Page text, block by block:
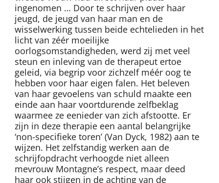
ingenomen … Door te schrijven over haar
jeugd, de jeugd van haar man en de
wisselwerking tussen beide echtelieden in het
licht van zéér moeilijke
oorlogsomstandigheden, werd zij met veel
steun en inleving van de therapeut ertoe
geleid, via begrip voor zichzelf méér oog te
hebben voor haar eigen falen. Het beleven
van haar gevoelens van schuld maakte een
einde aan haar voortdurende zelfbeklag
waarmee ze eenieder van zich afstootte. Er
zijn in deze therapie een aantal belangrijke
‘non-specifieke toren’ (Van Dyck, 1982) aan te
wijzen. Het zelfstandig werken aan de
schrijfopdracht verhoogde niet alleen
mevrouw Montagne’s respect, maar deed
haar ook stijgen in de achting van de